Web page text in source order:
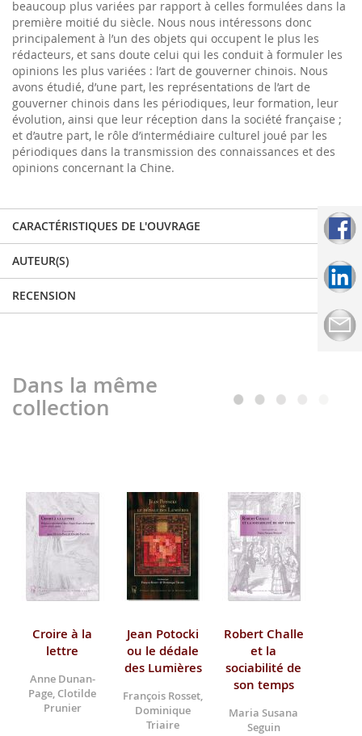
beaucoup plus variées par rapport à celles formulées dans la
première moitié du siècle. Nous nous intéressons donc
principalement à l’un des objets qui occupent le plus les
rédacteurs, et sans doute celui qui les conduit à formuler les
opinions les plus variées : l’art de gouverner chinois. Nous
avons étudié, d’une part, les représentations de l’art de
gouverner chinois dans les périodiques, leur formation, leur
évolution, ainsi que leur réception dans la société française ;
et d’autre part, le rôle d’intermédiaire culturel joué par les
périodiques dans la transmission des connaissances et des
opinions concernant la Chine.
CARACTÉRISTIQUES DE L'OUVRAGE
AUTEUR(S)
RECENSION
Dans la même
collection
Croire à la
lettre
Anne Dunan-
Page, Clotilde
Prunier
Jean Potocki
ou le dédale
des Lumières
François Rosset,
Dominique
Triaire
Robert Challe
et la
sociabilité de
son temps
Maria Susana
Seguin